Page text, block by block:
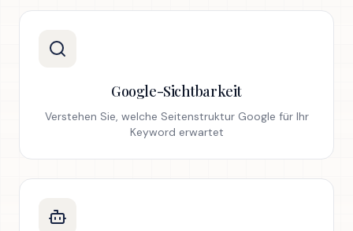
Google-Sichtbarkeit
Verstehen Sie, welche Seitenstruktur Google für Ihr
Keyword erwartet